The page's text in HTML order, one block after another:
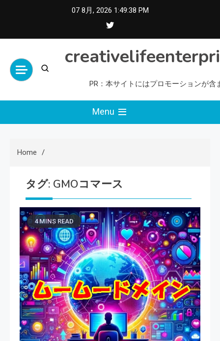
07 8月, 2026 1:49:38 PM
PR：本サイトにはプロモーションが含
Menu
Home
タグ: GMOコマース
4 MINS READ